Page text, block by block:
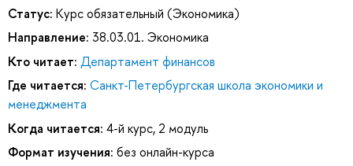
Статус: Курс обязательный (Экономика)
Направление: 38.03.01. Экономика
Кто читает: Департамент финансов
Где читается: Санкт-Петербургская школа экономики и
менеджмента
Когда читается: 4-й курс, 2 модуль
Формат изучения: без онлайн-курса